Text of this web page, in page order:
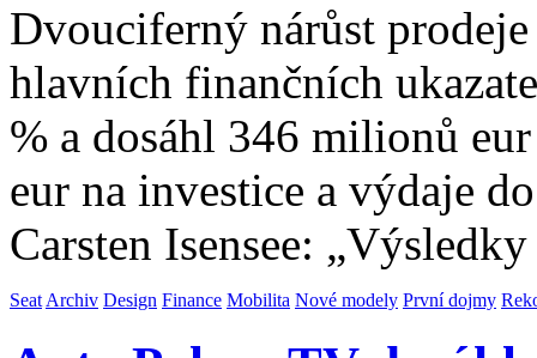
Dvouciferný nárůst
hlavních finančních
% a dosáhl 346 milionů
eur na investice a výdaje
Carsten Isensee:
Seat Archiv Design Finance Mobilita Nové modely První dojmy